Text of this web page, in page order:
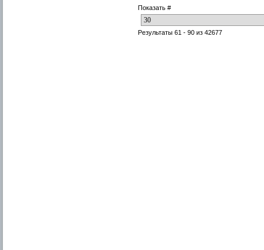
Показать #
Результаты 61 - 90 из 42677